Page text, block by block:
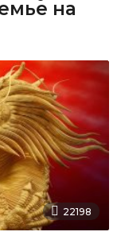
на
22198